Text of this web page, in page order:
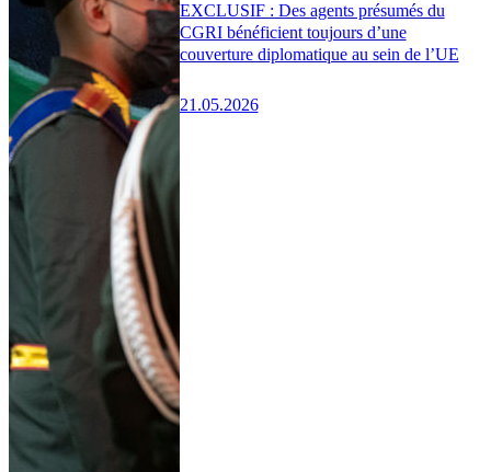
EXCLUSIF : Des agents présumés du
CGRI bénéficient toujours d’une
couverture diplomatique au sein de l’UE
21.05.2026